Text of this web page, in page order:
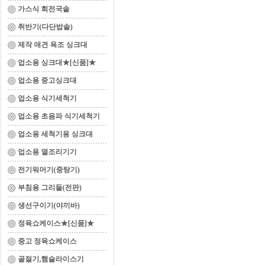
가스식 회전국솥
취반기(다단밥솥)
제작 애견 욕조 싱크대
업소용 싱크대★[신품]★
업소용 중고싱크대
업소용 식기세척기
업소용 초음파 식기세척기
업소용 세척기용 싱크대
업소용 열조리기기
전기워머기(중탕기)
부침용 그리들(전판)
생선구이기(야끼바)
정육쇼케이스★[신품]★
중고 정육쇼케이스
골절기,햄슬라이스기